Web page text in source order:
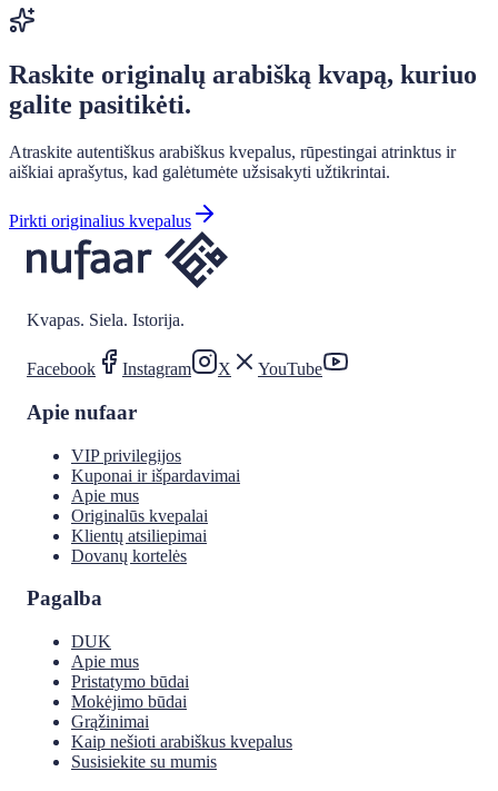
Raskite originalų arabišką kvapą, kuriuo
galite pasitikėti.
Atraskite autentiškus arabiškus kvepalus, rūpestingai atrinktus ir
aiškiai aprašytus, kad galėtumėte užsisakyti užtikrintai.
Pirkti originalius kvepalus
Kvapas. Siela. Istorija.
Facebook Instagram X YouTube
Apie nufaar
VIP privilegijos
Kuponai ir išpardavimai
Apie mus
Originalūs kvepalai
Klientų atsiliepimai
Dovanų kortelės
Pagalba
DUK
Apie mus
Pristatymo būdai
Mokėjimo būdai
Grąžinimai
Kaip nešioti arabiškus kvepalus
Susisiekite su mumis